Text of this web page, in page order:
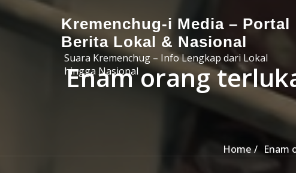
Kremenchug-i Media – Portal
Berita Lokal & Nasional
Suara Kremenchug – Info Lengkap dari Lokal
hingga Nasional
Enam orang
Home Enam